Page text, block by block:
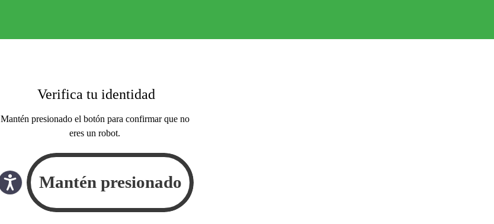
Verifica tu identidad
Mantén presionado el botón para confirmar que no
eres un robot.